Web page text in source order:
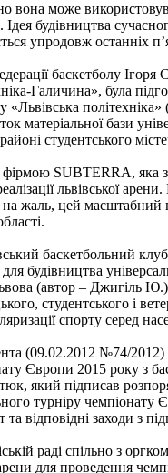
вона може
будівництва
упродовж останніх
баскетболу
Галичина», була
«Львівська
матеріальної бази
студентського
SUBTERRA, яка
львівської
жаль, цей масштабний
баскетбольний клуб
будівництва
(автор – Джигіль
студентського і
спорту серед
(09.02.2012 №74/2012)
Європи 2015 року з
який підписав
турніру чемпіонату
відповідні заходи з
раді спільно з
для проведення